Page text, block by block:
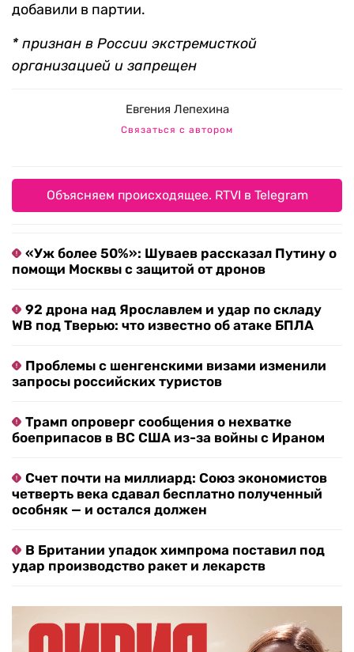
добавили в партии.
* признан в России экстремисткой
организацией и запрещен
Евгения Лепехина
Связаться с автором
Объясняем происходящее. RTVI в Telegram
«Уж более 50%»: Шуваев рассказал Путину о
помощи Москвы с защитой от дронов
92 дрона над Ярославлем и удар по складу
WB под Тверью: что известно об атаке БПЛА
Проблемы с шенгенскими визами изменили
запросы российских туристов
Трамп опроверг сообщения о нехватке
боеприпасов в ВС США из-за войны с Ираном
Счет почти на миллиард: Союз экономистов
четверть века сдавал бесплатно полученный
особняк — и остался должен
В Британии упадок химпрома поставил под
удар производство ракет и лекарств